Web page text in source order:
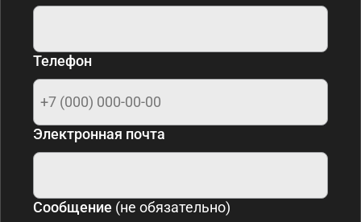
Телефон
Электронная почта
Сообщение (не обязательно)